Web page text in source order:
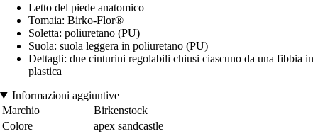
Letto del piede anatomico
Tomaia: Birko-Flor®
Soletta: poliuretano (PU)
Suola: suola leggera in poliuretano (PU)
Dettagli: due cinturini regolabili chiusi ciascuno da una fibbia in
plastica
Informazioni aggiuntive
Marchio
Birkenstock
Colore
apex sandcastle